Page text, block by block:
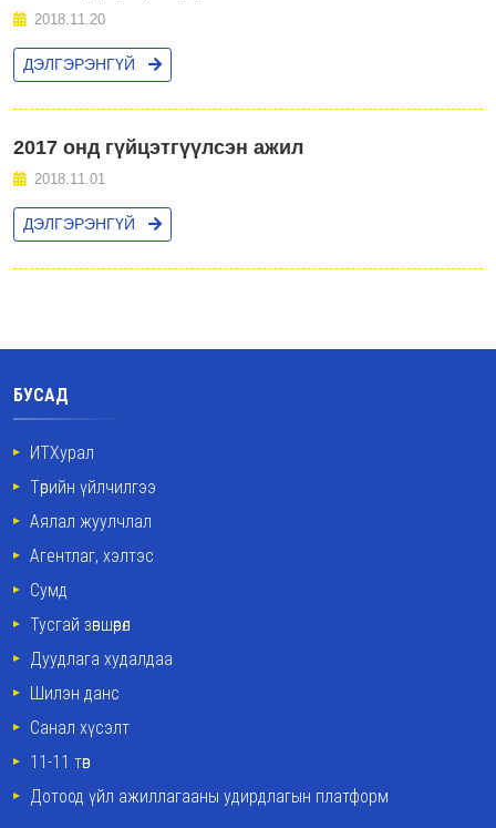
2018.11.20
ДЭЛГЭРЭНГҮЙ
2017 онд гүйцэтгүүлсэн ажил
2018.11.01
ДЭЛГЭРЭНГҮЙ
БУСАД
ИТХурал
Төрийн үйлчилгээ
Аялал жуулчлал
Агентлаг, хэлтэс
Сумд
Тусгай зөвшөөрөл
Дуудлага худалдаа
Шилэн данс
Санал хүсэлт
11-11 төв
Дотоод үйл ажиллагааны удирдлагын платформ